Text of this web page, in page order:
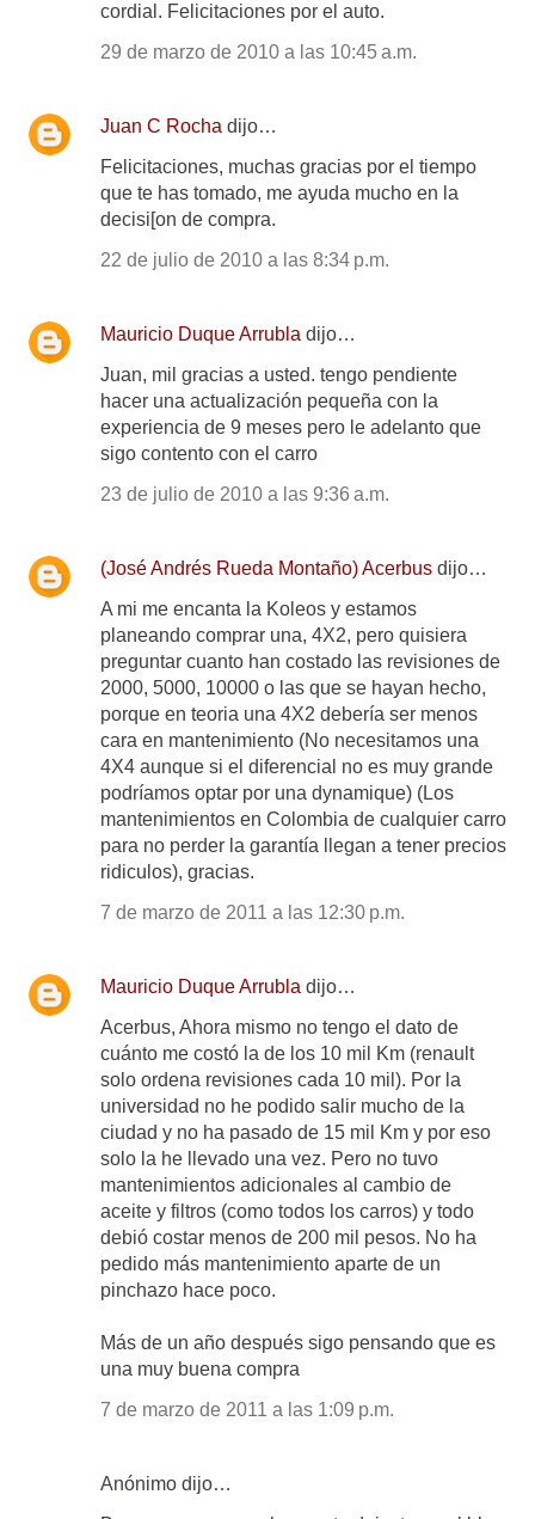
cordial. Felicitaciones por el auto.
29 de marzo de 2010 a las 10:45 a.m.
Juan C Rocha dijo…
Felicitaciones, muchas gracias por el tiempo
que te has tomado, me ayuda mucho en la
decisi[on de compra.
22 de julio de 2010 a las 8:34 p.m.
Mauricio Duque Arrubla dijo…
Juan, mil gracias a usted. tengo pendiente
hacer una actualización pequeña con la
experiencia de 9 meses pero le adelanto que
sigo contento con el carro
23 de julio de 2010 a las 9:36 a.m.
(José Andrés Rueda Montaño) Acerbus dijo…
A mi me encanta la Koleos y estamos
planeando comprar una, 4X2, pero quisiera
preguntar cuanto han costado las revisiones de
2000, 5000, 10000 o las que se hayan hecho,
porque en teoria una 4X2 debería ser menos
cara en mantenimiento (No necesitamos una
4X4 aunque si el diferencial no es muy grande
podríamos optar por una dynamique) (Los
mantenimientos en Colombia de cualquier carro
para no perder la garantía llegan a tener precios
ridiculos), gracias.
7 de marzo de 2011 a las 12:30 p.m.
Mauricio Duque Arrubla dijo…
Acerbus, Ahora mismo no tengo el dato de
cuánto me costó la de los 10 mil Km (renault
solo ordena revisiones cada 10 mil). Por la
universidad no he podido salir mucho de la
ciudad y no ha pasado de 15 mil Km y por eso
solo la he llevado una vez. Pero no tuvo
mantenimientos adicionales al cambio de
aceite y filtros (como todos los carros) y todo
debió costar menos de 200 mil pesos. No ha
pedido más mantenimiento aparte de un
pinchazo hace poco.
Más de un año después sigo pensando que es
una muy buena compra
7 de marzo de 2011 a las 1:09 p.m.
Anónimo dijo…